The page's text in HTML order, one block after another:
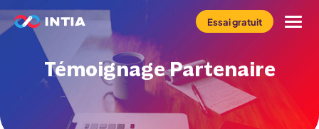
Essai gratuit
Le logiciel INFast
Témoignage Partenaire